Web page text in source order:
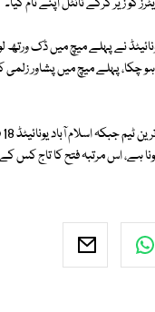
کا فائنل پی ایس ایل کی ٹاپ 2 ٹیموں کے مابین ہونا ہے، اس